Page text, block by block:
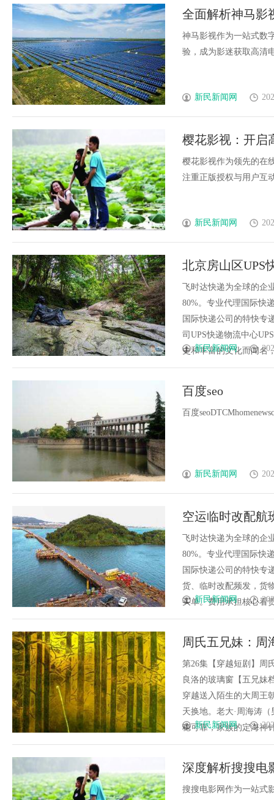
全面解析神马影
神马影视作为一站式数
验，成为影迷获取高清
新民新闻网
樱花影视：开启
樱花影视作为领先的在
注重正版授权与用户互
新民新闻网
北京房山区UPS
格_上飞时达快
飞时达快递为全球的企
80%。专业代理国际快
国际快递公司的特快专
司UPS快递物流中心
史和丰富的文化而闻名
新民新闻网
百度seo
百度
新民新闻网
空运临时改配航
查价格_上飞时
飞时达快递为全球的企
80%。专业代理国际快
国际快递公司的特快专
货、临时改配频发，货
买单。费用承担核心看
新民新闻网
周氏五兄妹：周
——良洛的玻璃
第26集【穿越短剧】
良洛的玻璃窗【五兄妹
穿越送入陌生的大周王
天换地。老大·周海涛
稳可靠，家族的定海神
新民新闻网
深度解析搜搜电
南
搜搜电影网作为一站式